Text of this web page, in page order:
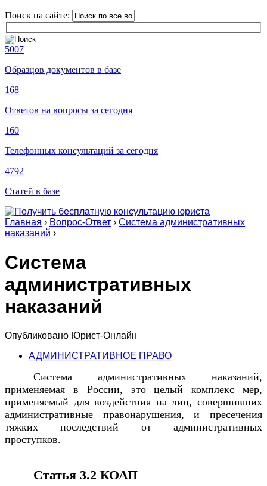
Поиск на сайте:
5007
Образцов документов в базе
168
Ответов на вопросы за сегодня
160
Телефонных консультаций за сегодня
4792
Статей в базе
Главная › Вопрос-Ответ › Система административных
наказаний ›
Система
административных
наказаний
Опубликовано Юрист-Онлайн
АДМИНИСТРАТИВНОЕ ПРАВО
Система административных наказаний,
применяемая в России, это целый комплекс мер,
применяемый для воздействия на лиц, совершивших
административные правонарушения, и пресечения
тяжких последствий от административных
проступков.
Статья 3.2 КОАП